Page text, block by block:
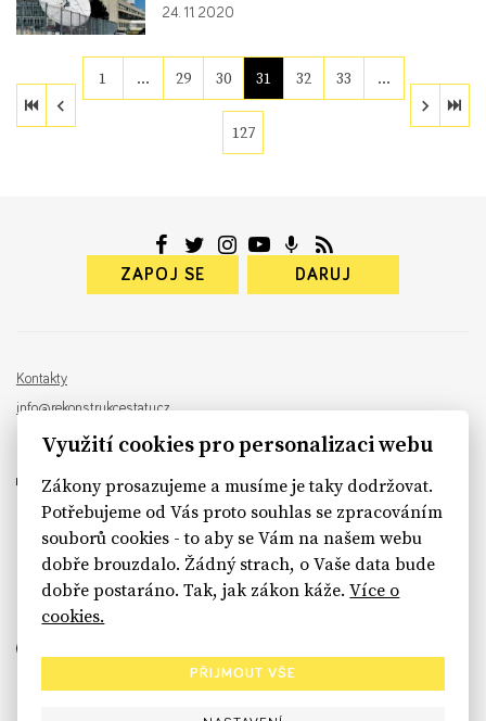
24. 11. 2020
1 … 29 30 31 32 33 …
127
ZAPOJ SE DARUJ
Kontakty
info@rekonstrukcestatu.cz
Návrh a vývoj: Sinfin , ilustrace:
sinfin.digital
Využití cookies pro personalizaci webu
Zákony prosazujeme a musíme je taky dodržovat.
Potřebujeme od Vás proto souhlas se zpracováním
souborů cookies - to aby se Vám na našem webu
dobře brouzdalo. Žádný strach, o Vaše data bude
dobře postaráno. Tak, jak zákon káže.Více o
cookies.
PŘIJMOUT VŠE